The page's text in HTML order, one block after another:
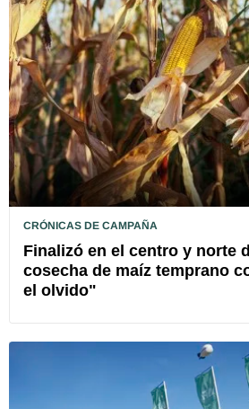
CRÓNICAS DE CAMPAÑA
Finalizó en el centro y norte
cosecha de maíz temprano
el olvido"